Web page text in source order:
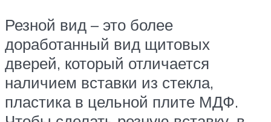
Резной вид – это более
доработанный вид щитовых
дверей, который отличается
наличием вставки из стекла,
пластика в цельной плите МДФ.